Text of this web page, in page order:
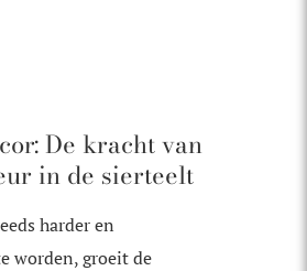
De kracht van
in de sierteelt
harder en
worden, groeit de